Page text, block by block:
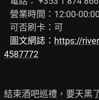
圖文網誌： https://
4587772
結束酒吧巡禮，要天黑